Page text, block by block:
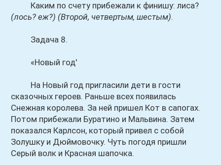
Каким по счету прибежали к финишу: лиса?
(лось? еж?) (Второй, четвертым, шестым).
Задача 8.
«Новый год'
На Новый год пригласили дети в гости
сказочных героев. Раньше всех появилась
Снежная королева. За ней пришел Кот в сапогах.
Потом прибежали Буратино и Мальвина. Затем
показался Карлсон, который привел с собой
Золушку и Дюймовочку. Чуть погодя пришли
Серый волк и Красная шапочка.